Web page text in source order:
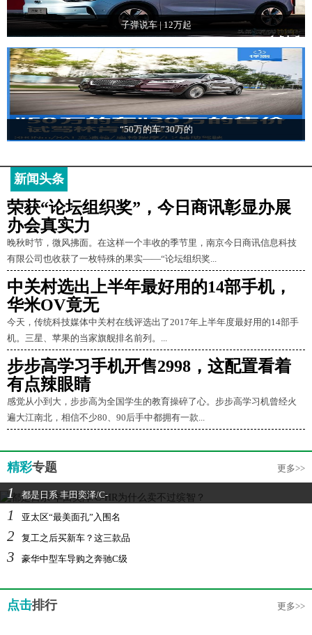
子弹说车 | 12万起
“50万的车”30万的
新闻头条
荣获“论坛组织奖”，今日商讯彰显办展
办会真实力
晚秋时节，微风拂面。在这样一个丰收的季节里，南京今日商讯信息科技
有限公司也收获了一枚特殊的果实——“论坛组织奖...
中关村选出上半年最好用的14部手机，
华米OV竟无
今天，传统科技媒体中关村在线评选出了2017年上半年度最好用的14部手
机。三星、苹果的当家旗舰排名前列。...
步步高学习手机开售2998，这配置看着
有点辣眼睛
感觉从小到大，步步高为全国学生的教育操碎了心。步步高学习机曾经火
遍大江南北，相信不少80、90后手中都拥有一款...
精彩专题 更多>>
1 都是日系 丰田奕泽/C-
1 亚太区“最美面孔”入围名
2 复工之后买新车？这三款品
3 豪华中型车导购之奔驰C级
点击排行 更多>>